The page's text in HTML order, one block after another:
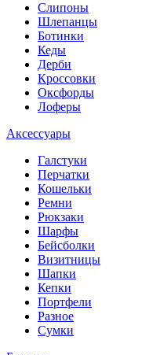
Слипоны
Шлепанцы
Ботинки
Кеды
Дерби
Кроссовки
Оксфорды
Лоферы
Аксессуары
Галстуки
Перчатки
Кошельки
Ремни
Рюкзаки
Шарфы
Бейсболки
Визитницы
Шапки
Кепки
Портфели
Разное
Сумки